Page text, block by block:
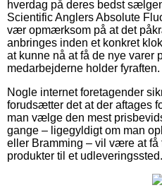
hverdag på deres bedst
Scientific Anglers Absolute
vær opmærksom på at det
anbringes inden et konkret
at kunne nå at få de nye varer
medarbejderne holder fyraften.
Nogle internet foretagender
forudsætter det at der aftages
man vælge den mest
gange – ligegyldigt om man
eller Bramming – vil være at
produkter til et udleveringssted.